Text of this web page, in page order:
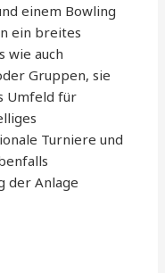
einem Bowling
ein breites
wie auch
Gruppen, sie
Umfeld für
Turniere und
der Anlage